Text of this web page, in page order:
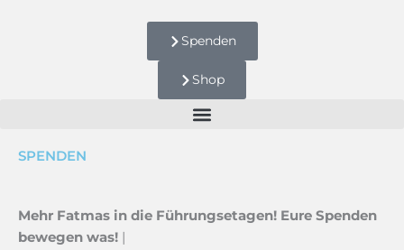
Spenden
Shop
SPENDEN
Mehr Fatmas in die Führungsetagen! Eure Spenden
bewegen was! |